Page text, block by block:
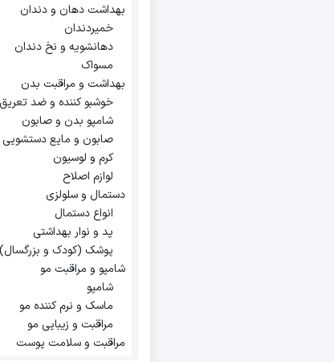
بهداشت دهان و دندان
خمیردندان
دهانشویه و نخ دندان
مسواک
بهداشت و مراقبت بدن
خوشبو کننده و ضد تعریق
شامپو بدن و صابون
صابون و مایع دستشویی
کرم و لوسیون
لوازم اصلاح
دستمال و سلولزی
انواع دستمال
پد و نوار بهداشتی
پوشک (کودک و بزرگسال)
شامپو و مراقبت مو
شامپو
ماسک و نرم کننده مو
مراقبت و زیبایی مو
مراقبت و سلامت پوست